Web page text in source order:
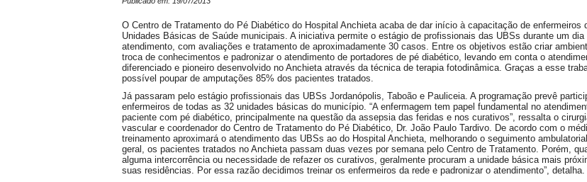
O Centro de Tratamento do Pé Diabético do Hospital Anchieta acaba de dar início à capacitação de enfermeiros
Unidades Básicas de Saúde municipais. A iniciativa permite o estágio de profissionais das UBSs durante um dia
atendimento, com avaliações e tratamento de aproximadamente 30 casos. Entre os objetivos estão criar
troca de conhecimentos e padronizar o atendimento de portadores de pé diabético, levando em conta o
diferenciado e pioneiro desenvolvido no Anchieta através da técnica de terapia fotodinâmica. Graças a esse
possível poupar de amputações 85% dos pacientes tratados.
Já passaram pelo estágio profissionais das UBSs Jordanópolis, Taboão e Pauliceia. A programação prevê
enfermeiros de todas as 32 unidades básicas do município. “A enfermagem tem papel fundamental no
paciente com pé diabético, principalmente na questão da assepsia das feridas e nos curativos”, ressalta o
vascular e coordenador do Centro de Tratamento do Pé Diabético, Dr. João Paulo Tardivo. De acordo com o
treinamento aproximará o atendimento das UBSs ao do Hospital Anchieta, melhorando o seguimento
geral, os pacientes tratados no Anchieta passam duas vezes por semana pelo Centro de Tratamento. Porém,
alguma intercorrência ou necessidade de refazer os curativos, geralmente procuram a unidade básica mais
suas residências. Por essa razão decidimos treinar os enfermeiros da rede e padronizar o atendimento”, detalha.